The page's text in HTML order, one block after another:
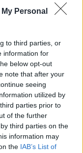
Personal
to third parties, or
information for
below opt-out
note that after your
seeing
utilized by
parties prior to
of the further
third parties on the
information may
the IAB’s List of
de a
jót tehet a
vagy
hogy hamarosan
Xbox One , bár a